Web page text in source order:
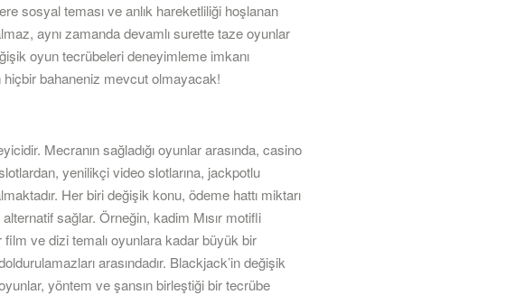
sosyal teması ve anlık hareketliliği hoşlanan
aynı zamanda devamlı surette taze oyunlar
oyun tecrübeleri deneyimleme imkanı
bahaneniz mevcut olmayacak!
Mecranın sağladığı oyunlar arasında, casino
yenilikçi video slotlarına, jackpotlu
Her biri değişik konu, ödeme hattı miktarı
sağlar. Örneğin, kadim Mısır motifli
ve dizi temalı oyunlara kadar büyük bir
arasındadır. Blackjack’in değişik
yöntem ve şansın birleştiği bir tecrübe